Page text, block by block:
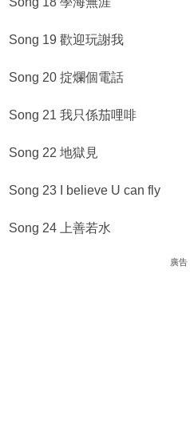
Song 19 歡迎玩謝我
Song 20 掟爛個電話
Song 21 我只係茄哩啡
Song 22 地獄見
Song 23 I believe U can fly
Song 24 上善若水
廣告